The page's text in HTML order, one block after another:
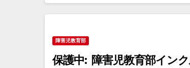
障害児教育部
保護中: 障害児教育部イン